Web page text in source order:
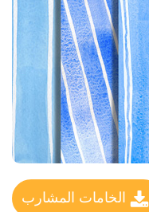
الخامات المشارب